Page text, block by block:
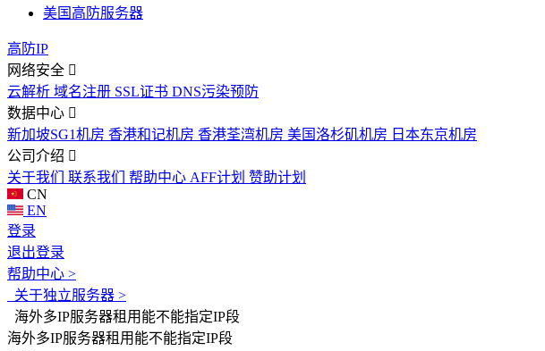
美国高防服务器
高防IP
网络安全
云解析 域名注册 SSL证书 DNS污染预防
数据中心
新加坡SG1机房 香港和记机房 香港荃湾机房 美国洛杉矶机房 日本东京机房
公司介绍
关于我们 联系我们 帮助中心 AFF计划 赞助计划
CN
EN
登录
退出登录
帮助中心 >
关于独立服务器 >
海外多IP服务器租用能不能指定IP段
海外多IP服务器租用能不能指定IP段